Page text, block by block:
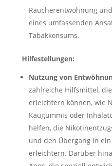
Raucherentwöhnung
eines umfassenden
Tabakkonsums.
Hilfestellungen:
Nutzung von
zahlreiche Hilfsmittel,
erleichtern können, wie
Kaugummis oder
helfen, die
und den Übergang in
erleichtern. Darüber